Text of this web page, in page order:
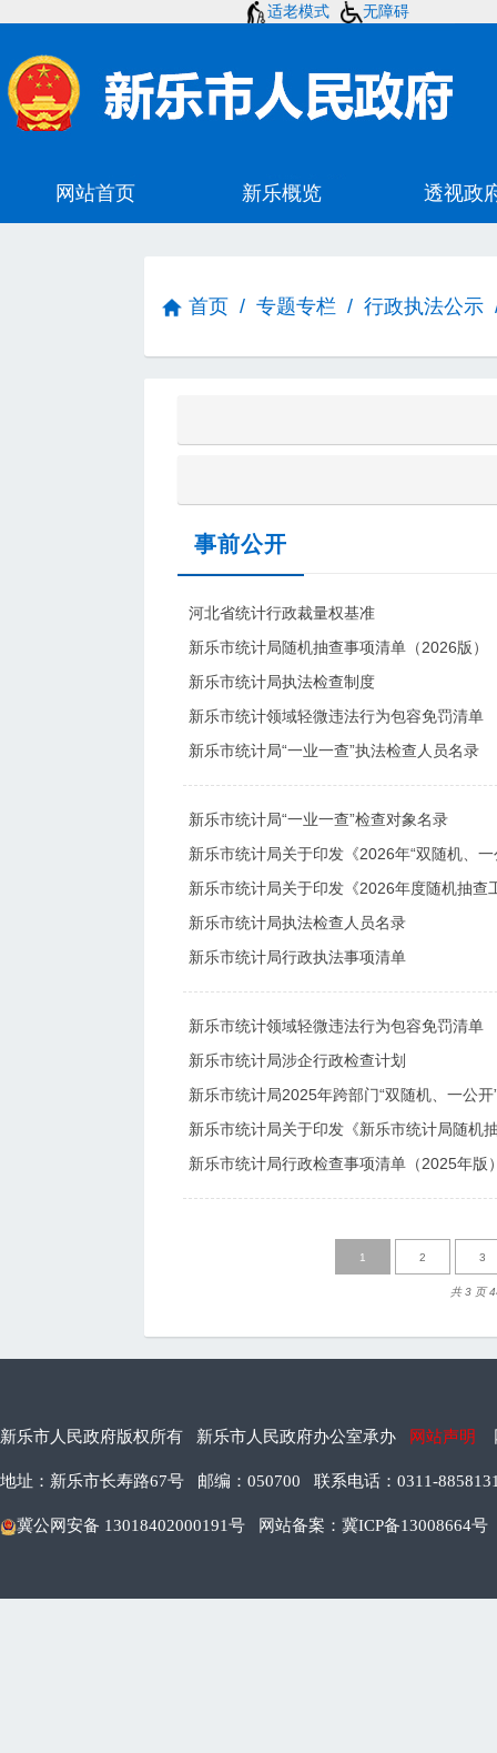
适老模式 无障碍
首页 / 专题专栏 / 行政执法公示
事前公开
河北省统计行政裁量权基准
新乐市统计局随机抽查事项清单（2026版）
新乐市统计局执法检查制度
新乐市统计领域轻微违法行为包容免罚清单
新乐市统计局“一业一查”执法检查人员名录
新乐市统计局“一业一查”检查对象名录
新乐市统计局关于印发《2026年“双随机、
新乐市统计局关于印发《2026年度随机抽查
新乐市统计局执法检查人员名录
新乐市统计局行政执法事项清单
新乐市统计领域轻微违法行为包容免罚清单
新乐市统计局涉企行政检查计划
新乐市统计局2025年跨部门“双随机、一公
新乐市统计局关于印发《新乐市统计局随机
新乐市统计局行政检查事项清单（2025年版
1 2 3
共 3 页